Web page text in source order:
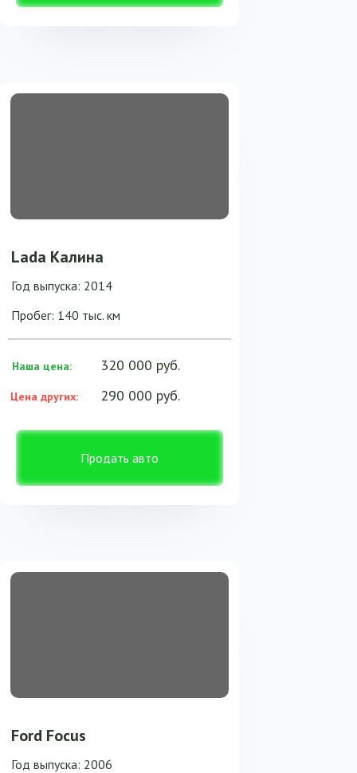
Lada Калина
Пробег: 140 тыс. км
Наша цена:
Цена других:
Год выпуска: 2014
320 000 руб.
290 000 руб.
Продать авто
Ford Focus
Год выпуска: 2006